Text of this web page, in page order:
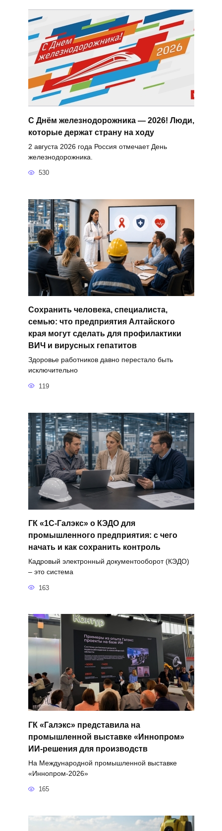
С Днём железнодорожника — 2026! Люди,
которые держат страну на ходу
2 августа 2026 года Россия отмечает День
железнодорожника.
530
Сохранить человека, специалиста,
семью: что предприятия Алтайского
края могут сделать для профилактики
ВИЧ и вирусных гепатитов
Здоровье работников давно перестало быть
исключительно
119
ГК «1С-Галэкс» о КЭДО для
промышленного предприятия: с чего
начать и как сохранить контроль
Кадровый электронный документооборот (КЭДО)
– это система
163
ГК «Галэкс» представила на
промышленной выставке «Иннопром»
ИИ-решения для производств
На Международной промышленной выставке
«Иннопром-2026»
165